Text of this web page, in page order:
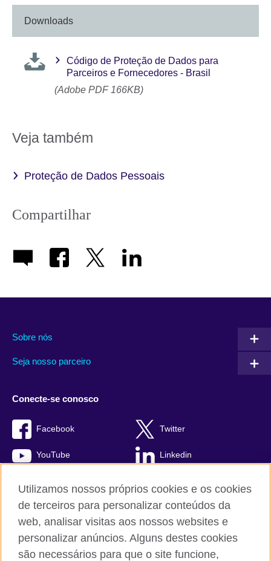
Downloads
Código de Proteção de Dados para
Parceiros e Fornecedores - Brasil
(Adobe PDF 166KB)
Veja também
Proteção de Dados Pessoais
Compartilhar
Sobre nós
Seja nosso parceiro
Conecte-se conosco
Facebook Twitter
YouTube Linkedin
British Council global
Comentários e reclamações
Utilizamos nossos próprios cookies e os cookies
de terceiros para personalizar conteúdos da
web, analisar visitas aos nossos websites e
personalizar anúncios. Alguns destes cookies
são necessários para que o site funcione,